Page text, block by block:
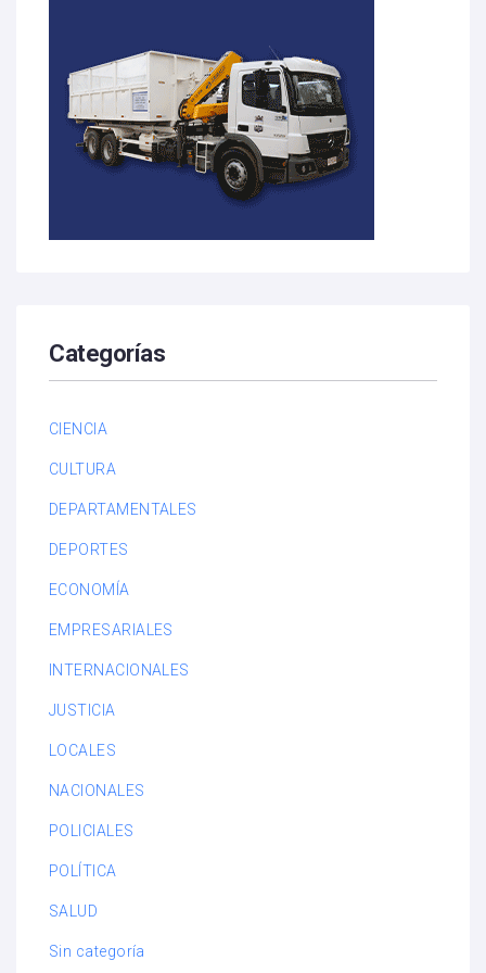
Categorías
CIENCIA
CULTURA
DEPARTAMENTALES
DEPORTES
ECONOMÍA
EMPRESARIALES
INTERNACIONALES
JUSTICIA
LOCALES
NACIONALES
POLICIALES
POLÍTICA
SALUD
Sin categoría